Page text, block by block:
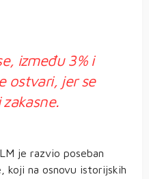
između 3% i
ostvari, jer se
je razvio poseban
koji na osnovu istorijskih